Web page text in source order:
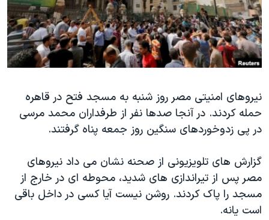
فرهنگ و زندگی
حقوق شهروندی
اقتصادی
اسرائیل در جنگ
گالری عکس
مستندها
انتخابات ریاست جمهوری آمریکا ۲۰۲۴
حمله جمهوری اسلامی به اسرائیل
ورزش زنان در ایران
اعتراضات زن، زندگی، آزادی
تریبونال مردمی آبان ۹۸
دادگاه حمید نوری
چهل سال گروگان‌گیری
دنبال کنید
زبانهای مختلف
نیروهای امنیتی مصر روز شنبه به مسجد فتح در قاهره
حمله کردند. در آنجا صدها نفر از طرفداران محمد مرسی
در پی زدوخوردهای سنگین روز جمعه پناه گرفتند.
گزارش های تلویزیونی از صحنه نشان می داد نیروهای
مصر پس از تیراندازی های شدید، محوطه ای در خارج از
مسجد را پاک کردند. روشن نیست آیا کسی در داخل باقی
است یانه.